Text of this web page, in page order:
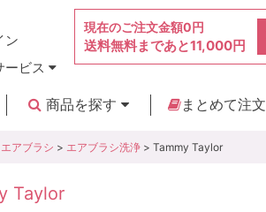
ン
ービス
現在のご注文金額0円
送料無料まであと11,000円
商品を探す
まとめて注文
エアブラシ > エアブラシ洗浄 > Tammy Taylor
Taylor